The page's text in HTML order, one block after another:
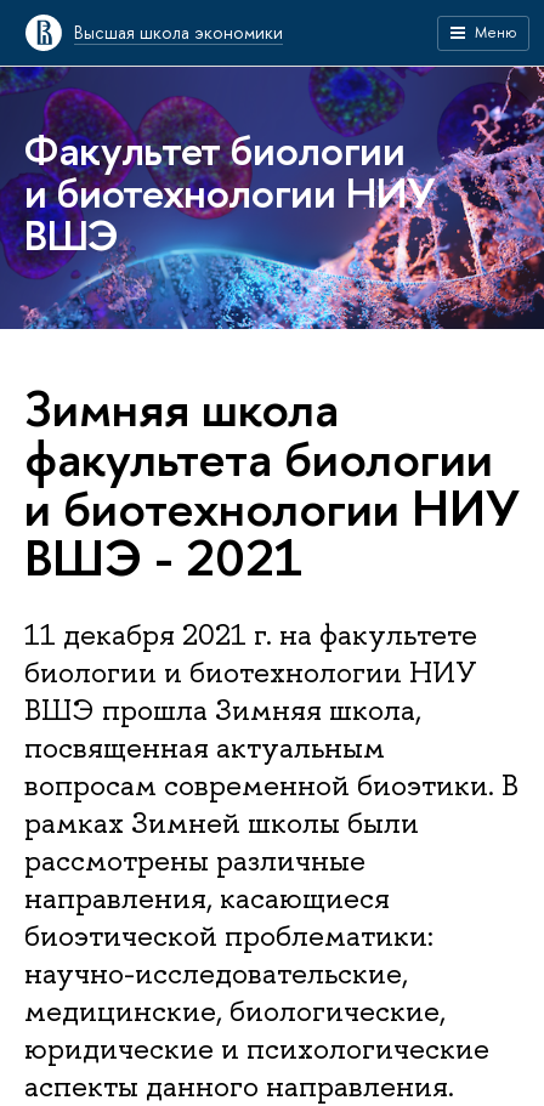
Высшая школа экономики Меню
Факультет биологии
и биотехнологии НИУ
ВШЭ
Зимняя школа
факультета биологии
и биотехнологии НИУ
ВШЭ - 2021
11 декабря 2021 г. на факультете
биологии и биотехнологии НИУ
ВШЭ прошла Зимняя школа,
посвященная актуальным
вопросам современной биоэтики. В
рамках Зимней школы были
рассмотрены различные
направления, касающиеся
биоэтической проблематики:
научно-исследовательские,
медицинские, биологические,
юридические и психологические
аспекты данного направления.